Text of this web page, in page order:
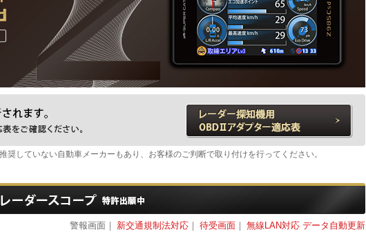
していない自動車メーカーもあり、お客様のご判断で取り付けを行ってください。
警報画面 ｜ 新交通規制法対応 ｜ 待受画面 ｜ 無線LAN対応 データ自動更新